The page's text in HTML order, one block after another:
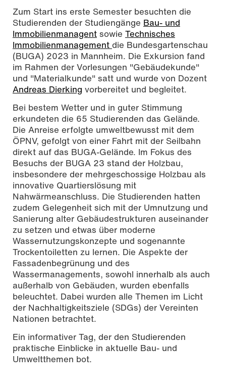
2023 in Mannheim, Foto: Andreas Dierking
Zum Start ins erste Semester besuchten die
Studierenden der Studiengänge Bau- und
Immobilienmanagent sowie Technisches
Immobilienmanagement die Bundesgartenschau
(BUGA) 2023 in Mannheim. Die Exkursion fand
im Rahmen der Vorlesungen "Gebäudekunde"
und "Materialkunde" satt und wurde von Dozent
Andreas Dierking vorbereitet und begleitet.
Bei bestem Wetter und in guter Stimmung
erkundeten die 65 Studierenden das Gelände.
Die Anreise erfolgte umweltbewusst mit dem
ÖPNV, gefolgt von einer Fahrt mit der Seilbahn
direkt auf das BUGA-Gelände. Im Fokus des
Besuchs der BUGA 23 stand der Holzbau,
insbesondere der mehrgeschossige Holzbau als
innovative Quartierslösung mit
Nahwärmeanschluss. Die Studierenden hatten
zudem Gelegenheit sich mit der Umnutzung und
Sanierung alter Gebäudestrukturen auseinander
zu setzen und etwas über moderne
Wassernutzungskonzepte und sogenannte
Trockentoiletten zu lernen. Die Aspekte der
Fassadenbegrünung und des
Wassermanagements, sowohl innerhalb als auch
außerhalb von Gebäuden, wurden ebenfalls
beleuchtet. Dabei wurden alle Themen im Licht
der Nachhaltigkeitsziele (SDGs) der Vereinten
Nationen betrachtet.
Ein informativer Tag, der den Studierenden
praktische Einblicke in aktuelle Bau- und
Umweltthemen bot.